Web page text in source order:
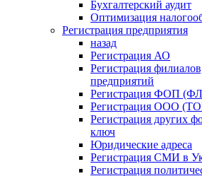
Бухгалтерский аудит
Оптимизация
Регистрация предприятия
назад
Регистрация АО
Регистрация
предприятий
Регистрация ФОП
Регистрация ООО
Регистрация других
ключ
Юридические адреса
Регистрация СМИ в
Регистрация